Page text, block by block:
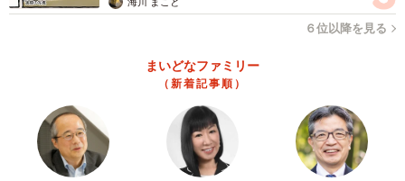
６位以降を見る
まいどなファミリー
（新着記事順）